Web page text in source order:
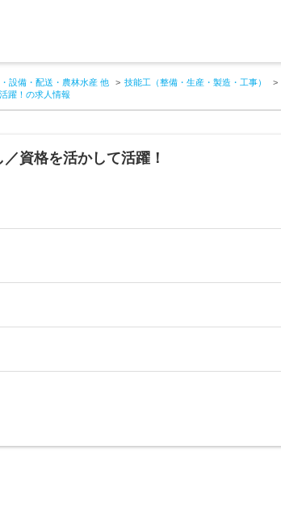
設備・配送・農林水産 他 技能工（整備・生産・製造・工事）
躍！の求人情報
資格を活かして活躍！